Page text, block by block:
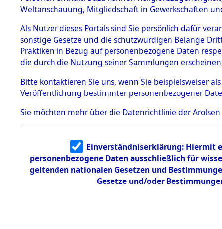
1.
mente
5. Verschiedenes
5.3
Todesmärsche
5.3.1 Alliierte
Erhebungen
zu
Todesmärsch
en
5.3.2
Identifizierun
5.3.3
Todesmärsch
0001 (84612439)
Weltanschauung, Mitgliedschaft in Gewerkschaften
Als Nutzer dieses Portals sind Sie persönlich dafür
sonstige Gesetze und die schutzwürdigen Belange
Praktiken in Bezug auf personenbezogene Daten
die durch die Nutzung seiner Sammlungen
Bitte kontaktieren Sie uns, wenn Sie beispielsweiser
Veröffentlichung bestimmter personenbezogener
Sie möchten mehr über die Datenrichtlinie der Arolsen
Einverständniserklärung: Hiermit
personenbezogene Daten ausschließlich für
geltenden nationalen Gesetzen und
Gesetze und/oder